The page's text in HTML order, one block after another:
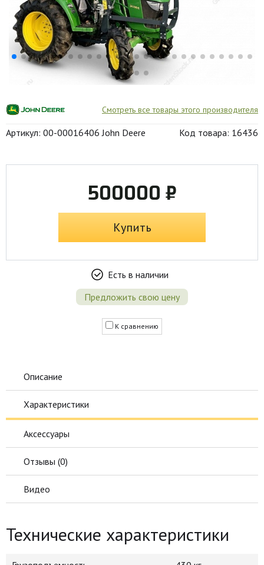
Смотреть все товары этого производителя
Артикул: 00-00016406 John Deere Код товара: 16436
500000 ₽
Купить
Есть в наличии
Предложить свою цену
К сравнению
Описание
Характеристики
Аксессуары
Отзывы (0)
Видео
Технические характеристики